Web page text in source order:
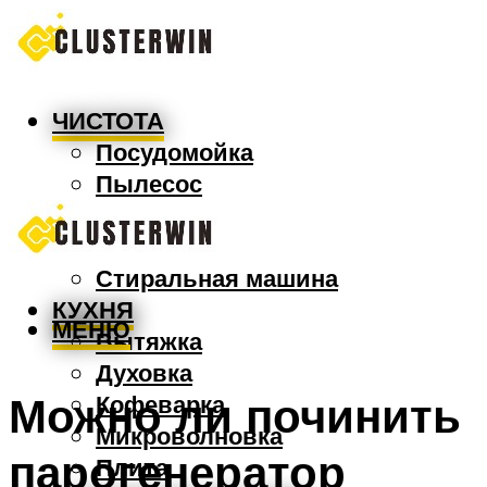
ЧИСТОТА
Посудомойка
Пылесос
Утюг
Швабра
Стиральная машина
КУХНЯ
Вытяжка
Духовка
Кофеварка
Микроволновка
Плита
МЕНЮ
Можно ли починить
парогенератор